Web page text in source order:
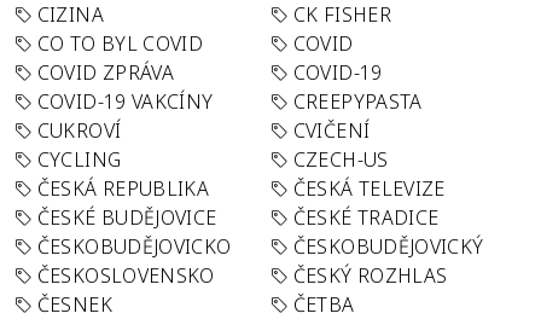
CIZINA
CK FISHER
CO TO BYL COVID
COVID
COVID ZPRÁVA
COVID-19
COVID-19 VAKCÍNY
CREEPYPASTA
CUKROVÍ
CVIČENÍ
CYCLING
CZECH-US
ČESKÁ REPUBLIKA
ČESKÁ TELEVIZE
ČESKÉ BUDĚJOVICE
ČESKÉ TRADICE
ČESKOBUDĚJOVICKO
ČESKOBUDĚJOVICKÝ
ČESKOSLOVENSKO
ČESKÝ ROZHLAS
ČESNEK
ČETBA